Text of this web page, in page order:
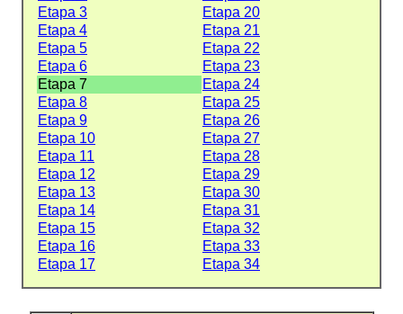
Etapa 3
Etapa 20
Etapa 4
Etapa 21
Etapa 5
Etapa 22
Etapa 6
Etapa 23
Etapa 7
Etapa 24
Etapa 8
Etapa 25
Etapa 9
Etapa 26
Etapa 10
Etapa 27
Etapa 11
Etapa 28
Etapa 12
Etapa 29
Etapa 13
Etapa 30
Etapa 14
Etapa 31
Etapa 15
Etapa 32
Etapa 16
Etapa 33
Etapa 17
Etapa 34